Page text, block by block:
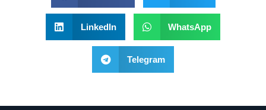
LinkedIn WhatsApp
Telegram